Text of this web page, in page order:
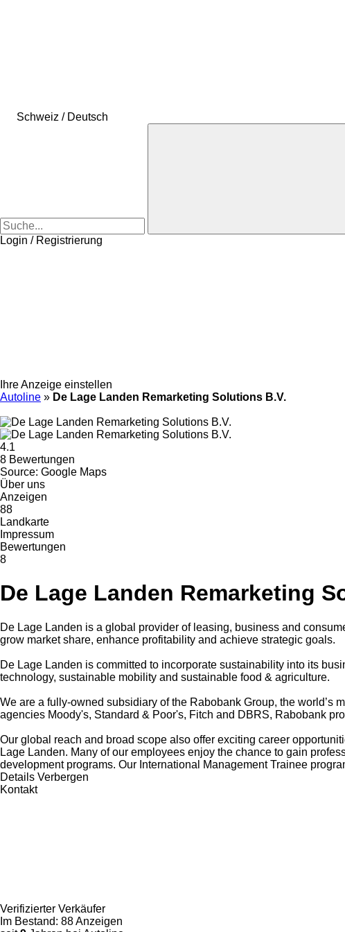
Schweiz / Deutsch
Login / Registrierung
Ihre Anzeige einstellen
Autoline » De Lage Landen Remarketing Solutions B.V.
4.1
8 Bewertungen
Source: Google Maps
Über uns
Anzeigen
88
Landkarte
Impressum
Bewertungen
8
De Lage Landen Remarketing
De Lage Landen is a global provider of leasing, business and
grow market share, enhance profitability and achieve strategic goals.
De Lage Landen is committed to incorporate sustainability into its
technology, sustainable mobility and sustainable food & agriculture.
We are a fully-owned subsidiary of the Rabobank Group, the world’s
agencies Moody's, Standard & Poor's, Fitch and DBRS, Rabobank
Our global reach and broad scope also offer exciting career
Lage Landen. Many of our employees enjoy the chance to gain
development programs. Our International Management Trainee
Details Verbergen
Kontakt
Verifizierter Verkäufer
Im Bestand: 88 Anzeigen